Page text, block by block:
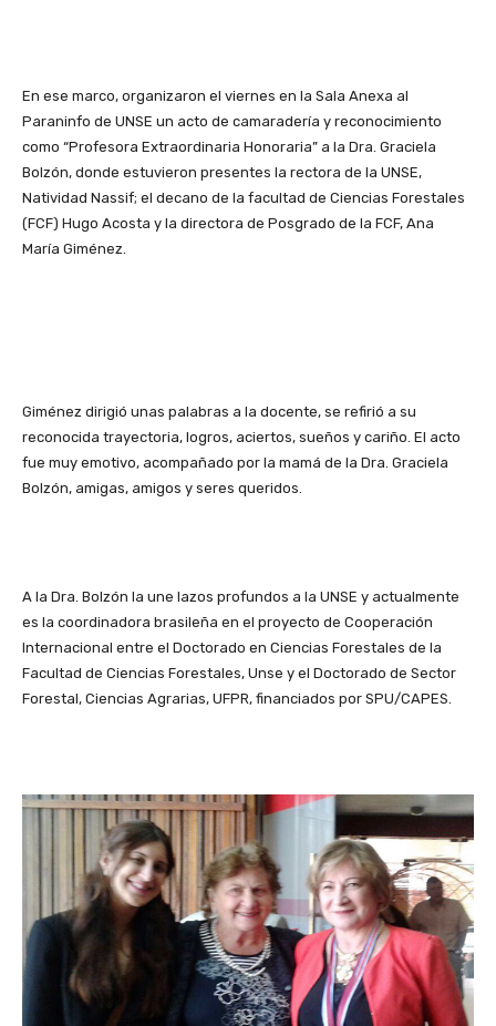
En ese marco, organizaron el viernes en la Sala Anexa al
Paraninfo de UNSE un acto de camaradería y reconocimiento
como “Profesora Extraordinaria Honoraria” a la Dra. Graciela
Bolzón, donde estuvieron presentes la rectora de la UNSE,
Natividad Nassif; el decano de la facultad de Ciencias Forestales
(FCF) Hugo Acosta y la directora de Posgrado de la FCF, Ana
María Giménez.
Giménez dirigió unas palabras a la docente, se refirió a su
reconocida trayectoria, logros, aciertos, sueños y cariño. El acto
fue muy emotivo, acompañado por la mamá de la Dra. Graciela
Bolzón, amigas, amigos y seres queridos.
A la Dra. Bolzón la une lazos profundos a la UNSE y actualmente
es la coordinadora brasileña en el proyecto de Cooperación
Internacional entre el Doctorado en Ciencias Forestales de la
Facultad de Ciencias Forestales, Unse y el Doctorado de Sector
Forestal, Ciencias Agrarias, UFPR, financiados por SPU/CAPES.